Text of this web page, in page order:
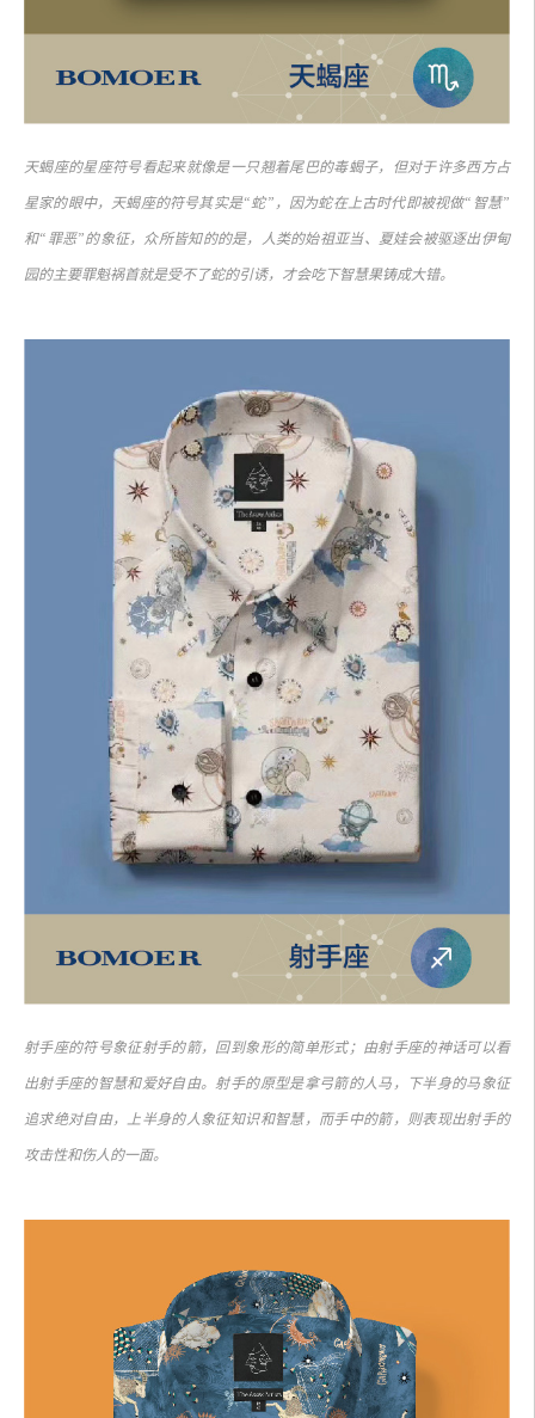
天蝎座的星座符号看起来就像是一只翘着尾巴的毒蝎子，但对于许多西方占
星家的眼中，天蝎座的符号其实是“蛇”，因为蛇在上古时代即被视做“智慧”
和“罪恶”的象征，众所皆知的的是，人类的始祖亚当、夏娃会被驱逐出伊甸
园的主要罪魁祸首就是受不了蛇的引诱，才会吃下智慧果铸成大错。
射手座的符号象征射手的箭，回到象形的简单形式；由射手座的神话可以看
出射手座的智慧和爱好自由。射手的原型是拿弓箭的人马，下半身的马象征
追求绝对自由，上半身的人象征知识和智慧，而手中的箭，则表现出射手的
攻击性和伤人的一面。